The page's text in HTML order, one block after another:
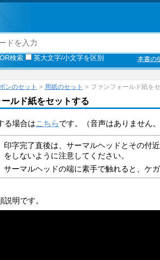
OR検索 英大文字/小文字を区別 本書の
ンのセット > 用紙のセット > ファンフォールド紙を
ルド紙をセットする
る場合はこちらです。（音声はありません
印字完了直後は、サーマルヘッドとその付
をしないように注意してください。
サーマルヘッドの端に素手で触れると、ケ
説明です。